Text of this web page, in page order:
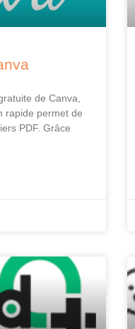
de Canva,
rapide permet de
PDF. Grâce